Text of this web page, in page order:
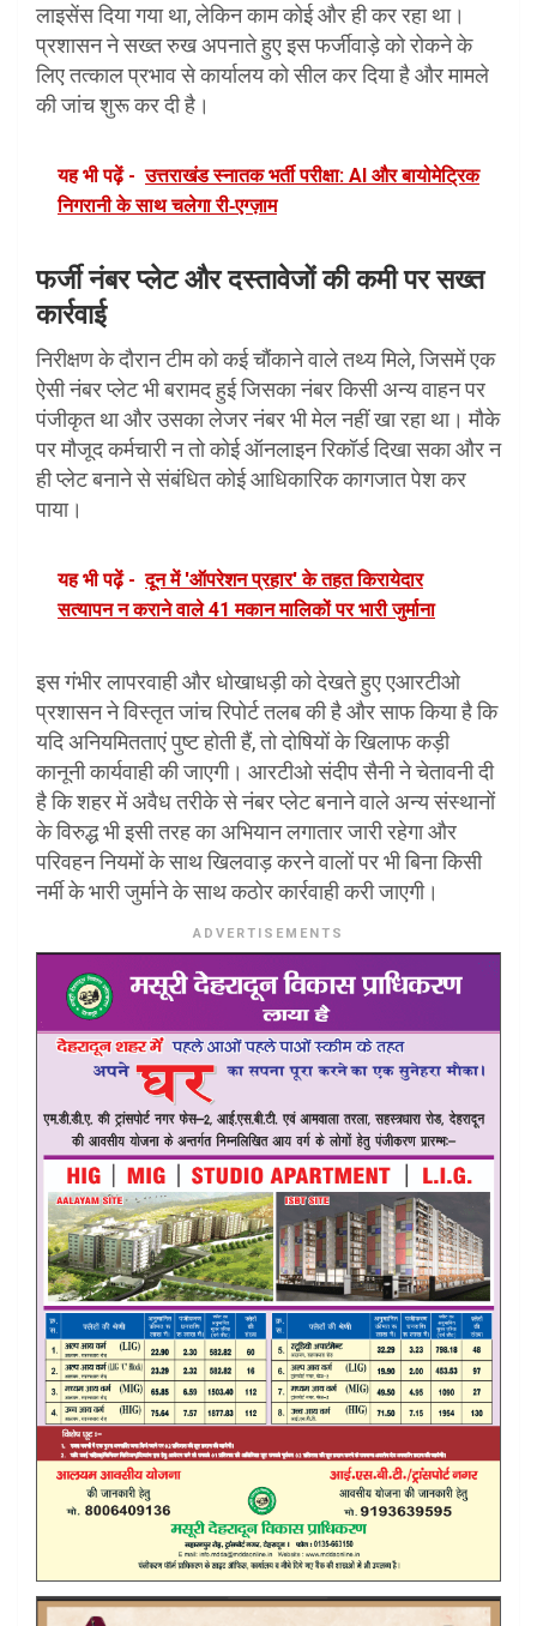
लाइसेंस दिया गया था, लेकिन काम कोई और ही कर रहा था।
प्रशासन ने सख्त रुख अपनाते हुए इस फर्जीवाड़े को रोकने के
लिए तत्काल प्रभाव से कार्यालय को सील कर दिया है और मामले
की जांच शुरू कर दी है।
यह भी पढ़ें - उत्तराखंड स्नातक भर्ती परीक्षा: AI और बायोमेट्रिक
निगरानी के साथ चलेगा री‑एग्ज़ाम
फर्जी नंबर प्लेट और दस्तावेजों की कमी पर सख्त
कार्रवाई
निरीक्षण के दौरान टीम को कई चौंकाने वाले तथ्य मिले, जिसमें एक
ऐसी नंबर प्लेट भी बरामद हुई जिसका नंबर किसी अन्य वाहन पर
पंजीकृत था और उसका लेजर नंबर भी मेल नहीं खा रहा था। मौके
पर मौजूद कर्मचारी न तो कोई ऑनलाइन रिकॉर्ड दिखा सका और न
ही प्लेट बनाने से संबंधित कोई आधिकारिक कागजात पेश कर
पाया।
यह भी पढ़ें - दून में 'ऑपरेशन प्रहार' के तहत किरायेदार
सत्यापन न कराने वाले 41 मकान मालिकों पर भारी जुर्माना
इस गंभीर लापरवाही और धोखाधड़ी को देखते हुए एआरटीओ
प्रशासन ने विस्तृत जांच रिपोर्ट तलब की है और साफ किया है कि
यदि अनियमितताएं पुष्ट होती हैं, तो दोषियों के खिलाफ कड़ी
कानूनी कार्यवाही की जाएगी। आरटीओ संदीप सैनी ने चेतावनी दी
है कि शहर में अवैध तरीके से नंबर प्लेट बनाने वाले अन्य संस्थानों
के विरुद्ध भी इसी तरह का अभियान लगातार जारी रहेगा और
परिवहन नियमों के साथ खिलवाड़ करने वालों पर भी बिना किसी
नर्मी के भारी जुर्माने के साथ कठोर कार्रवाही करी जाएगी।
ADVERTISEMENTS